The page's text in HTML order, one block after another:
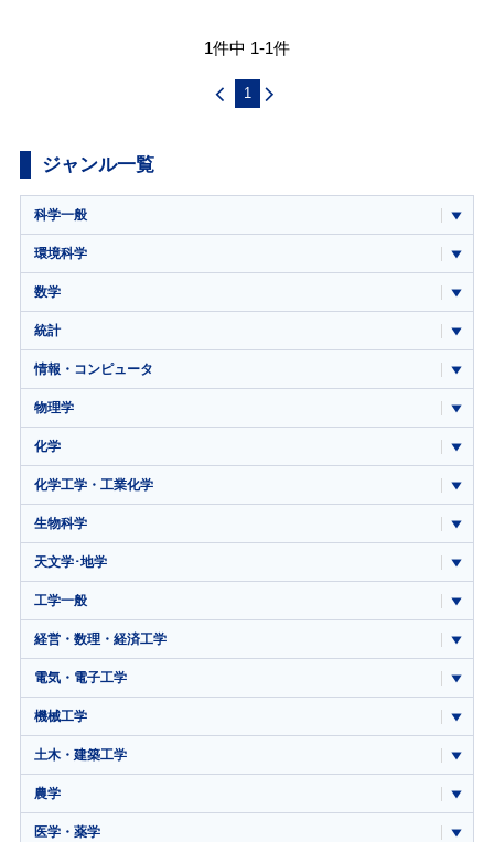
1件中 1-1件
1
ジャンル一覧
科学一般
環境科学
数学
統計
情報・コンピュータ
物理学
化学
化学工学・工業化学
生物科学
天文学･地学
工学一般
経営・数理・経済工学
電気・電子工学
機械工学
土木・建築工学
農学
医学・薬学